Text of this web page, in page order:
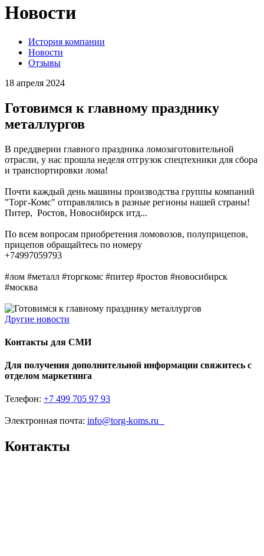
Новости
История компании
Новости
Отзывы
18 апреля 2024
Готовимся к главному празднику
металлургов
В преддверии главного праздника ломозаготовительной
отрасли, у нас прошла неделя отгрузок спецтехники для сбора
и транспортировки лома!
Почти каждый день машины производства группы компаний
"Торг-Комс" отправлялись в разные регионы нашей страны!
Питер, Ростов, Новосибирск итд...
По всем вопросам приобретения ломовозов, полуприцепов,
прицепов обращайтесь по номеру
+74997059793
#лом #металл #торгкомс #питер #ростов #новосибирск
#москва
Другие новости
Контакты для СМИ
Для получения дополнительной информации свяжитесь с
отделом маркетинга
Телефон: +7 499 705 97 93
Электронная почта: info@torg-koms.ru
Контакты